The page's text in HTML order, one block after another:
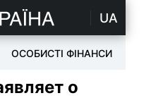
UA
ОСОБИСТІ ФІНАНСИ
о